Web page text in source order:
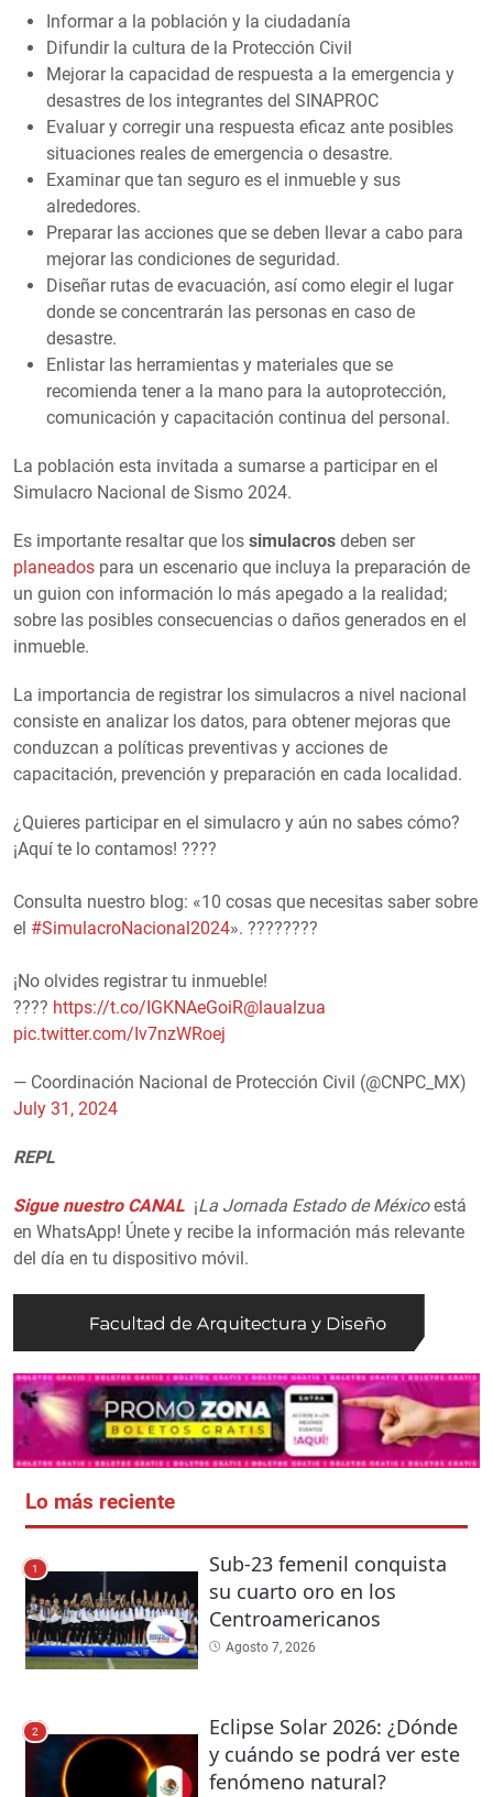
Informar a la población y la ciudadanía
Difundir la cultura de la Protección Civil
Mejorar la capacidad de respuesta a la emergencia y
desastres de los integrantes del SINAPROC
Evaluar y corregir una respuesta eficaz ante posibles
situaciones reales de emergencia o desastre.
Examinar que tan seguro es el inmueble y sus
alrededores.
Preparar las acciones que se deben llevar a cabo para
mejorar las condiciones de seguridad.
Diseñar rutas de evacuación, así como elegir el lugar
donde se concentrarán las personas en caso de
desastre.
Enlistar las herramientas y materiales que se
recomienda tener a la mano para la autoprotección,
comunicación y capacitación continua del personal.
La población esta invitada a sumarse a participar en el
Simulacro Nacional de Sismo 2024.
Es importante resaltar que los simulacros deben ser
planeados para un escenario que incluya la preparación de
un guion con información lo más apegado a la realidad;
sobre las posibles consecuencias o daños generados en el
inmueble.
La importancia de registrar los simulacros a nivel nacional
consiste en analizar los datos, para obtener mejoras que
conduzcan a políticas preventivas y acciones de
capacitación, prevención y preparación en cada localidad.
¿Quieres participar en el simulacro y aún no sabes cómo?
¡Aquí te lo contamos! ????
Consulta nuestro blog: «10 cosas que necesitas saber sobre
el #SimulacroNacional2024». ????????
¡No olvides registrar tu inmueble!
???? https://t.co/IGKNAeGoiR@laualzua
pic.twitter.com/Iv7nzWRoej
— Coordinación Nacional de Protección Civil (@CNPC_MX)
July 31, 2024
REPL
Sigue nuestro CANAL ¡La Jornada Estado de Méxicoestá
en WhatsApp! Únete y recibe la información más relevante
del día en tu dispositivo móvil.
Lo más reciente
1
Sub-23 femenil conquista
su cuarto oro en los
Centroamericanos
Agosto 7, 2026
2
Eclipse Solar 2026: ¿Dónde
y cuándo se podrá ver este
fenómeno natural?